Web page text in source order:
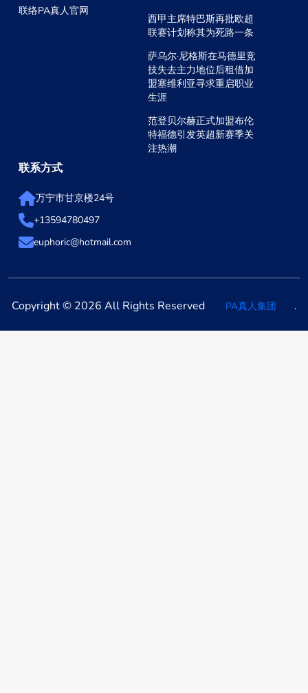
联络PA真人官网
西甲主席特巴斯再批欧超
联赛计划称其为死路一条
萨乌尔·尼格斯在马德里竞
技失去主力地位后租借加
盟塞维利亚寻求重启职业
生涯
范登贝尔赫正式加盟布伦
特福德引发英超新赛季关
注热潮
联系方式
万宁市甘京楼24号
+13594780497
euphoric@hotmail.com
Copyright © 2026 All Rights Reserved PA真人集团 .